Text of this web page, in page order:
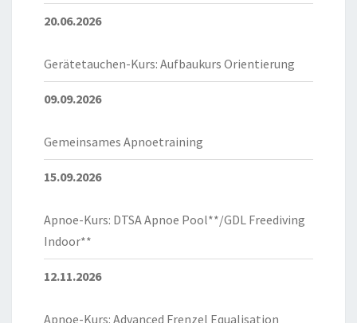
20.06.2026
Gerätetauchen-Kurs: Aufbaukurs Orientierung
09.09.2026
Gemeinsames Apnoetraining
15.09.2026
Apnoe-Kurs: DTSA Apnoe Pool**/GDL Freediving
Indoor**
12.11.2026
Apnoe-Kurs: Advanced Frenzel Equalisation